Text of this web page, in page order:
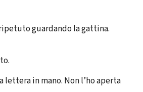
guardando la gattina.
lettera in mano. Non l’ho aperta